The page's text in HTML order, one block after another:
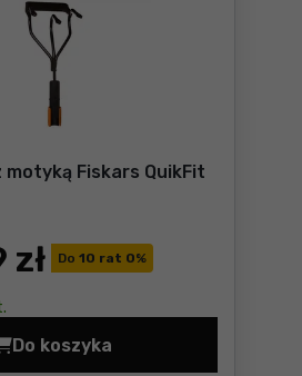
Fiskars QuikFit
Do 10 rat 0%
zł
Do koszyka
Kultywator z motyką